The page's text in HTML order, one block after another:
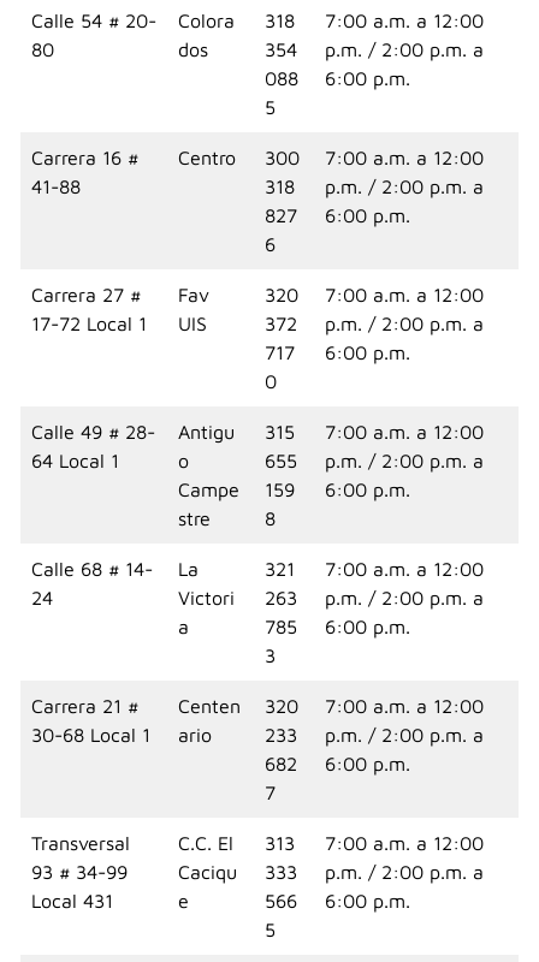
Calle 54 # 20-
80
Colora
dos
318
354
088
5
7:00 a.m. a 12:00
p.m. / 2:00 p.m. a
6:00 p.m.
Carrera 16 #
41-88
Centro
300
318
827
6
7:00 a.m. a 12:00
p.m. / 2:00 p.m. a
6:00 p.m.
Carrera 27 #
17-72 Local 1
Fav
UIS
320
372
717
0
7:00 a.m. a 12:00
p.m. / 2:00 p.m. a
6:00 p.m.
Calle 49 # 28-
64 Local 1
Antigu
o
Campe
stre
315
655
159
8
7:00 a.m. a 12:00
p.m. / 2:00 p.m. a
6:00 p.m.
Calle 68 # 14-
24
La
Victori
a
321
263
785
3
7:00 a.m. a 12:00
p.m. / 2:00 p.m. a
6:00 p.m.
Carrera 21 #
30-68 Local 1
Centen
ario
320
233
682
7
7:00 a.m. a 12:00
p.m. / 2:00 p.m. a
6:00 p.m.
Transversal
93 # 34-99
Local 431
C.C. El
Caciqu
e
313
333
566
5
7:00 a.m. a 12:00
p.m. / 2:00 p.m. a
6:00 p.m.